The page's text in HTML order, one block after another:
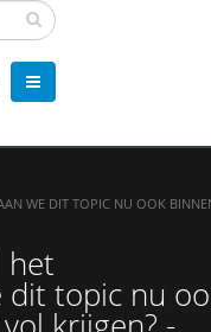
WE DIT TOPIC NU OOK
het
dit topic nu